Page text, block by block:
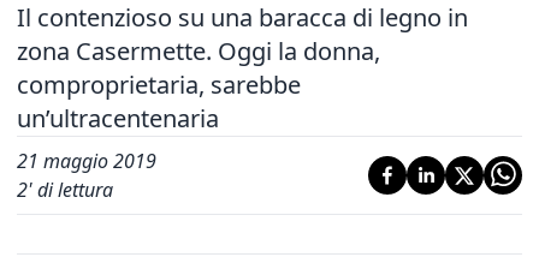
Il contenzioso su una baracca di legno in
zona Casermette. Oggi la donna,
comproprietaria, sarebbe
un’ultracentenaria
21 maggio 2019
2' di lettura